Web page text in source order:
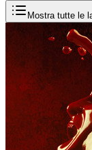
Mostra tutte le